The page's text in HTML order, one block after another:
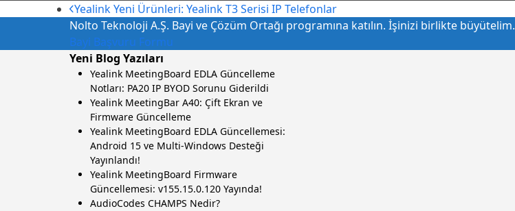
önceki
gönderi:
Yealink Yeni Ürünleri: Yealink T3 Serisi IP Telefonlar
Nolto Teknoloji A.Ş. Bayi ve Çözüm Ortağı programına katılın. İşinizi birlikte büyütelim.
Bayi Başvuru Formu
Yeni Blog Yazıları
Yealink MeetingBoard EDLA Güncelleme
Notları: PA20 IP BYOD Sorunu Giderildi
Yealink MeetingBar A40: Çift Ekran ve
Firmware Güncelleme
Yealink MeetingBoard EDLA Güncellemesi:
Android 15 ve Multi-Windows Desteği
Yayınlandı!
Yealink MeetingBoard Firmware
Güncellemesi: v155.15.0.120 Yayında!
AudioCodes CHAMPS Nedir?